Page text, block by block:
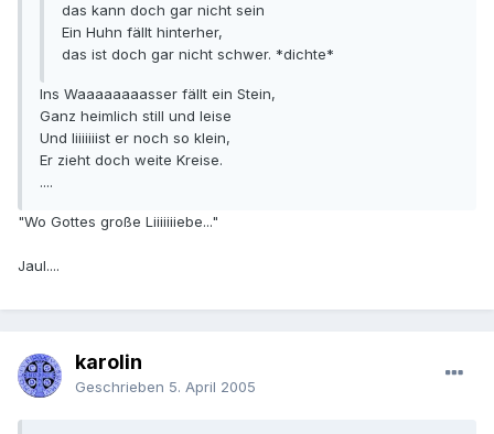
das kann doch gar nicht sein
Ein Huhn fällt hinterher,
das ist doch gar nicht schwer. *dichte*
Ins Waaaaaaaasser fällt ein Stein,
Ganz heimlich still und leise
Und Iiiiiiiist er noch so klein,
Er zieht doch weite Kreise.
....
"Wo Gottes große Liiiiiiiebe..."
Jaul....
karolin
Geschrieben 5. April 2005